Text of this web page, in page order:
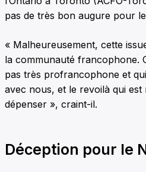
pas de très bon augure pour
« Malheureusement, cette
la communauté francophone.
pas très profrancophone et
avec nous, et le revoilà qui
dépenser », craint-il.
Déception pour le